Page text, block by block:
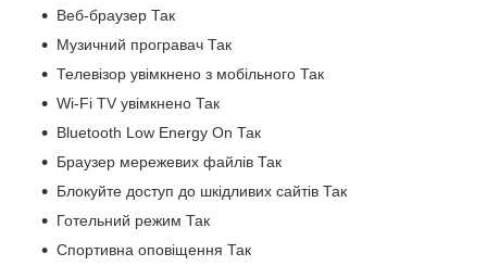
Веб-браузер Так
Музичний програвач Так
Телевізор увімкнено з мобільного Так
Wi-Fi TV увімкнено Так
Bluetooth Low Energy On Так
Браузер мережевих файлів Так
Блокуйте доступ до шкідливих сайтів Так
Готельний режим Так
Спортивна оповіщення Так